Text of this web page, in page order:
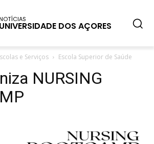
UNIVERSIDADE DOS AÇORES
e Serviços Escola Superior de Saúde
NURSING